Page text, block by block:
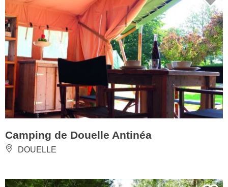
Camping de Douelle Antinéa
DOUELLE